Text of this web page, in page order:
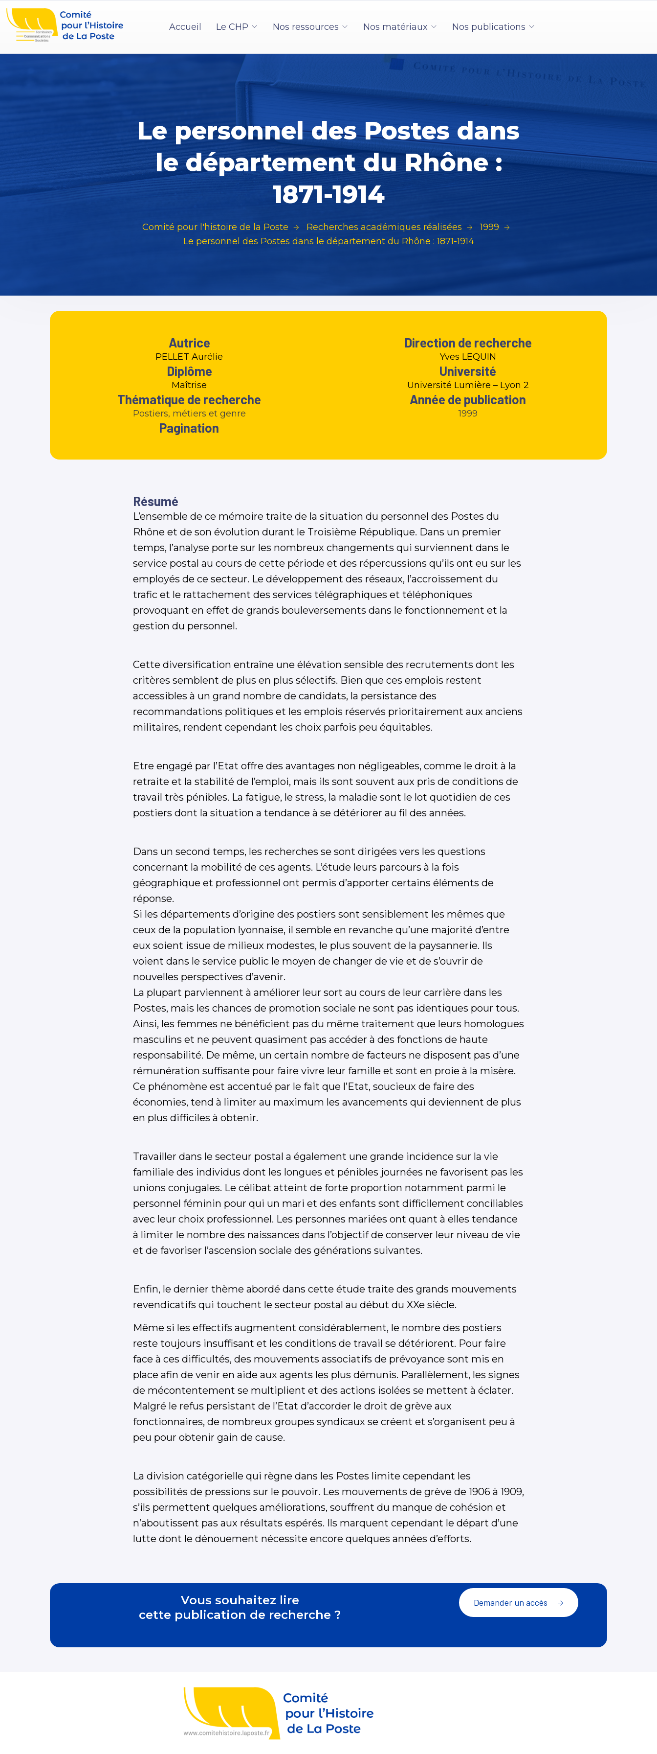
Accueil Le CHP Nos ressources Nos matériaux Nos publications
Le personnel des Postes dans
le département du Rhône :
1871-1914
Comité pour l'histoire de la Poste Recherches académiques réalisées
1999
Le personnel des Postes dans le département du Rhône : 1871-1914
Autrice
PELLET Aurélie
Diplôme
Maîtrise
Thématique de recherche
Postiers, métiers et genre
Pagination
Direction de recherche
Yves LEQUIN
Université
Université Lumière – Lyon 2
Année de publication
1999
Résumé
L’ensemble de ce mémoire traite de la situation du personnel des Postes du
Rhône et de son évolution durant le Troisième République. Dans un premier
temps, l’analyse porte sur les nombreux changements qui surviennent dans le
service postal au cours de cette période et des répercussions qu’ils ont eu sur les
employés de ce secteur. Le développement des réseaux, l’accroissement du
trafic et le rattachement des services télégraphiques et téléphoniques
provoquant en effet de grands bouleversements dans le fonctionnement et la
gestion du personnel.
Cette diversification entraîne une élévation sensible des recrutements dont les
critères semblent de plus en plus sélectifs. Bien que ces emplois restent
accessibles à un grand nombre de candidats, la persistance des
recommandations politiques et les emplois réservés prioritairement aux anciens
militaires, rendent cependant les choix parfois peu équitables.
Etre engagé par l’Etat offre des avantages non négligeables, comme le droit à la
retraite et la stabilité de l’emploi, mais ils sont souvent aux pris de conditions de
travail très pénibles. La fatigue, le stress, la maladie sont le lot quotidien de ces
postiers dont la situation a tendance à se détériorer au fil des années.
Dans un second temps, les recherches se sont dirigées vers les questions
concernant la mobilité de ces agents. L’étude leurs parcours à la fois
géographique et professionnel ont permis d’apporter certains éléments de
réponse.
Si les départements d’origine des postiers sont sensiblement les mêmes que
ceux de la population lyonnaise, il semble en revanche qu’une majorité d’entre
eux soient issue de milieux modestes, le plus souvent de la paysannerie. Ils
voient dans le service public le moyen de changer de vie et de s’ouvrir de
nouvelles perspectives d’avenir.
La plupart parviennent à améliorer leur sort au cours de leur carrière dans les
Postes, mais les chances de promotion sociale ne sont pas identiques pour tous.
Ainsi, les femmes ne bénéficient pas du même traitement que leurs homologues
masculins et ne peuvent quasiment pas accéder à des fonctions de haute
responsabilité. De même, un certain nombre de facteurs ne disposent pas d’une
rémunération suffisante pour faire vivre leur famille et sont en proie à la misère.
Ce phénomène est accentué par le fait que l’Etat, soucieux de faire des
économies, tend à limiter au maximum les avancements qui deviennent de plus
en plus difficiles à obtenir.
Travailler dans le secteur postal a également une grande incidence sur la vie
familiale des individus dont les longues et pénibles journées ne favorisent pas les
unions conjugales. Le célibat atteint de forte proportion notamment parmi le
personnel féminin pour qui un mari et des enfants sont difficilement conciliables
avec leur choix professionnel. Les personnes mariées ont quant à elles tendance
à limiter le nombre des naissances dans l’objectif de conserver leur niveau de vie
et de favoriser l’ascension sociale des générations suivantes.
Enfin, le dernier thème abordé dans cette étude traite des grands mouvements
revendicatifs qui touchent le secteur postal au début du XXe siècle.
Même si les effectifs augmentent considérablement, le nombre des postiers
reste toujours insuffisant et les conditions de travail se détériorent. Pour faire
face à ces difficultés, des mouvements associatifs de prévoyance sont mis en
place afin de venir en aide aux agents les plus démunis. Parallèlement, les signes
de mécontentement se multiplient et des actions isolées se mettent à éclater.
Malgré le refus persistant de l’Etat d’accorder le droit de grève aux
fonctionnaires, de nombreux groupes syndicaux se créent et s’organisent peu à
peu pour obtenir gain de cause.
La division catégorielle qui règne dans les Postes limite cependant les
possibilités de pressions sur le pouvoir. Les mouvements de grève de 1906 à 1909,
s’ils permettent quelques améliorations, souffrent du manque de cohésion et
n’aboutissent pas aux résultats espérés. Ils marquent cependant le départ d’une
lutte dont le dénouement nécessite encore quelques années d’efforts.
Vous souhaitez lire
cette publication de recherche ?
Demander un accès